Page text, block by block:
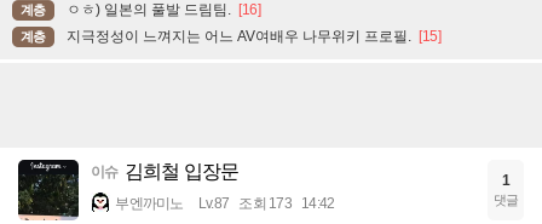
계층 ㅇㅎ) 일본의 풀발 드림팀. [16]
계층 지극정성이 느껴지는 어느 AV여배우 나무위키 프로필. [15]
이슈 김희철 입장문
부엔까미노 Lv.87 조회 173 14:42
1
댓글